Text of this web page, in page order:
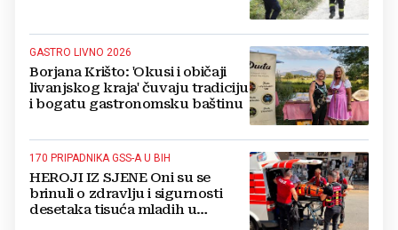
GASTRO LIVNO 2026
Borjana Krišto: 'Okusi i običaji
livanjskog kraja' čuvaju tradiciju
i bogatu gastronomsku baštinu
170 PRIPADNIKA GSS-A U BIH
HEROJI IZ SJENE Oni su se
brinuli o zdravlju i sigurnosti
desetaka tisuća mladih u